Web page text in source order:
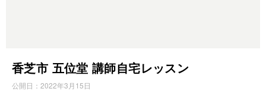
香芝市 五位堂 講師自宅レッスン
公開日： 2022年3月15日